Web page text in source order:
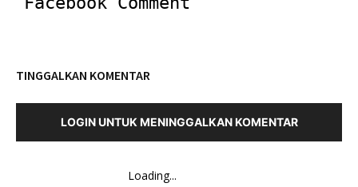
TINGGALKAN KOMENTAR
LOGIN UNTUK MENINGGALKAN KOMENTAR
Loading...